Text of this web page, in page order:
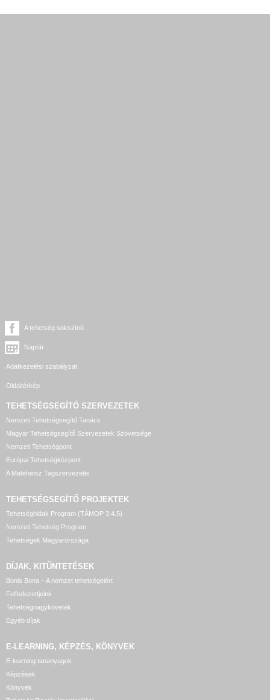
A tehetség sokszínű
Naptár
Adatkezelési szabályzat
Oldaltérkép
TEHETSÉGSEGÍTŐ SZERVEZETEK
Nemzeti Tehetségsegítő Tanács
Magyar Tehetségsegítő Szervezetek Szövetsége
Nemzeti Tehetségpont
Európai Tehetségközpont
A Matehetsz Tagszervezetei
TEHETSÉGSEGÍTŐ PROJEKTEK
Tehetséghidak Program (TÁMOP 3.4.5)
Nemzeti Tehetség Program
Tehetségek Magyarországa
DÍJAK, KITÜNTETÉSEK
Bonis Bona – A nemzet tehetségeiért
Felfedezettjeink
Tehetségnagykövetek
Egyéb díjak
E-LEARNING, KÉPZÉS, KÖNYVEK
E-learning tananyagok
Képzések
Könyvek